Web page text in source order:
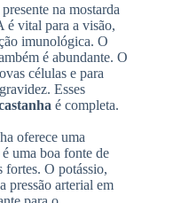
na mostarda
é vital para a visão,
imunológica. O
é abundante. O
células e para
Esses
é completa.
oferece uma
uma boa fonte de
fortes. O potássio,
pressão arterial em